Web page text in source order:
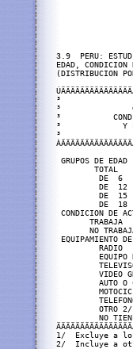
3.9  PERU:
EDAD,
(DISTRIBUCION
³
³
³
³             Y
³
GRUPOS DE EDAD
TOTAL
DE  6
DE  12
DE  15
DE  18
TRABAJA
NO
EQUIPAMIENTO
RADIO
EQUIPO
VIDEO
AUTO O
OTRO
NO
1/  Excluye a
2/  Incluye a